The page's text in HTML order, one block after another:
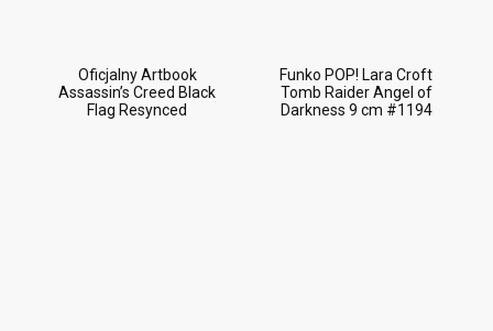
Oficjalny Artbook
Assassin’s Creed Black
Flag Resynced
Funko POP! Lara Croft
Tomb Raider Angel of
Darkness 9 cm #1194